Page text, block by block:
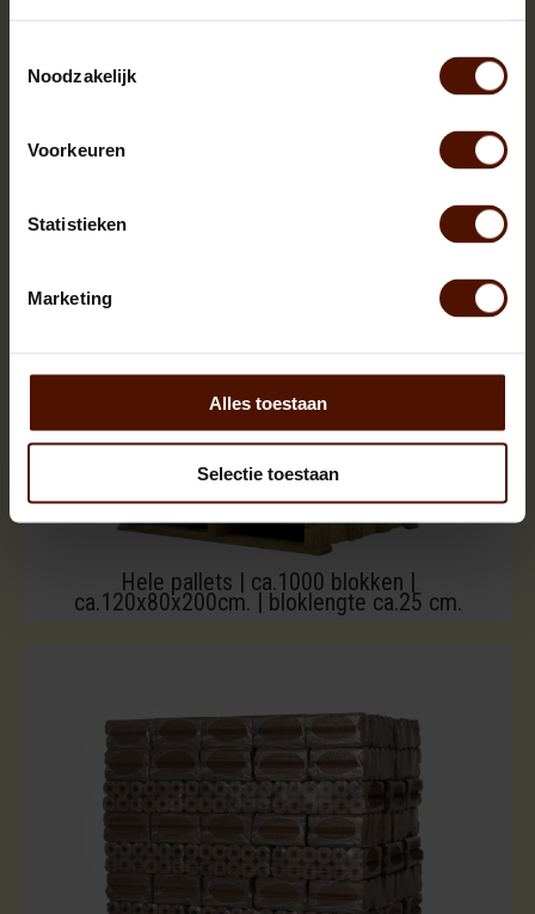
Noodzakelijk
Voorkeuren
Statistieken
Marketing
Alles toestaan
Selectie toestaan
Hele pallets | ca.1000 blokken |
ca.120x80x200cm. | bloklengte ca.25 cm.